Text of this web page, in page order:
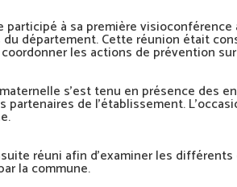
participé à sa première visioconférence
du département. Cette réunion était
les actions de prévention
maternelle s’est tenu en présence des
partenaires de l’établissement.
réuni afin d’examiner les
la commune.